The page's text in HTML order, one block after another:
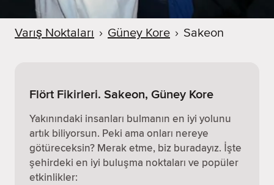
Varış Noktaları › Güney Kore › Sakeon
Flört Fikirleri. Sakeon, Güney Kore
Yakınındaki insanları bulmanın en iyi yolunu
artık biliyorsun. Peki ama onları nereye
götüreceksin? Merak etme, biz buradayız. İşte
şehirdeki en iyi buluşma noktaları ve popüler
etkinlikler: